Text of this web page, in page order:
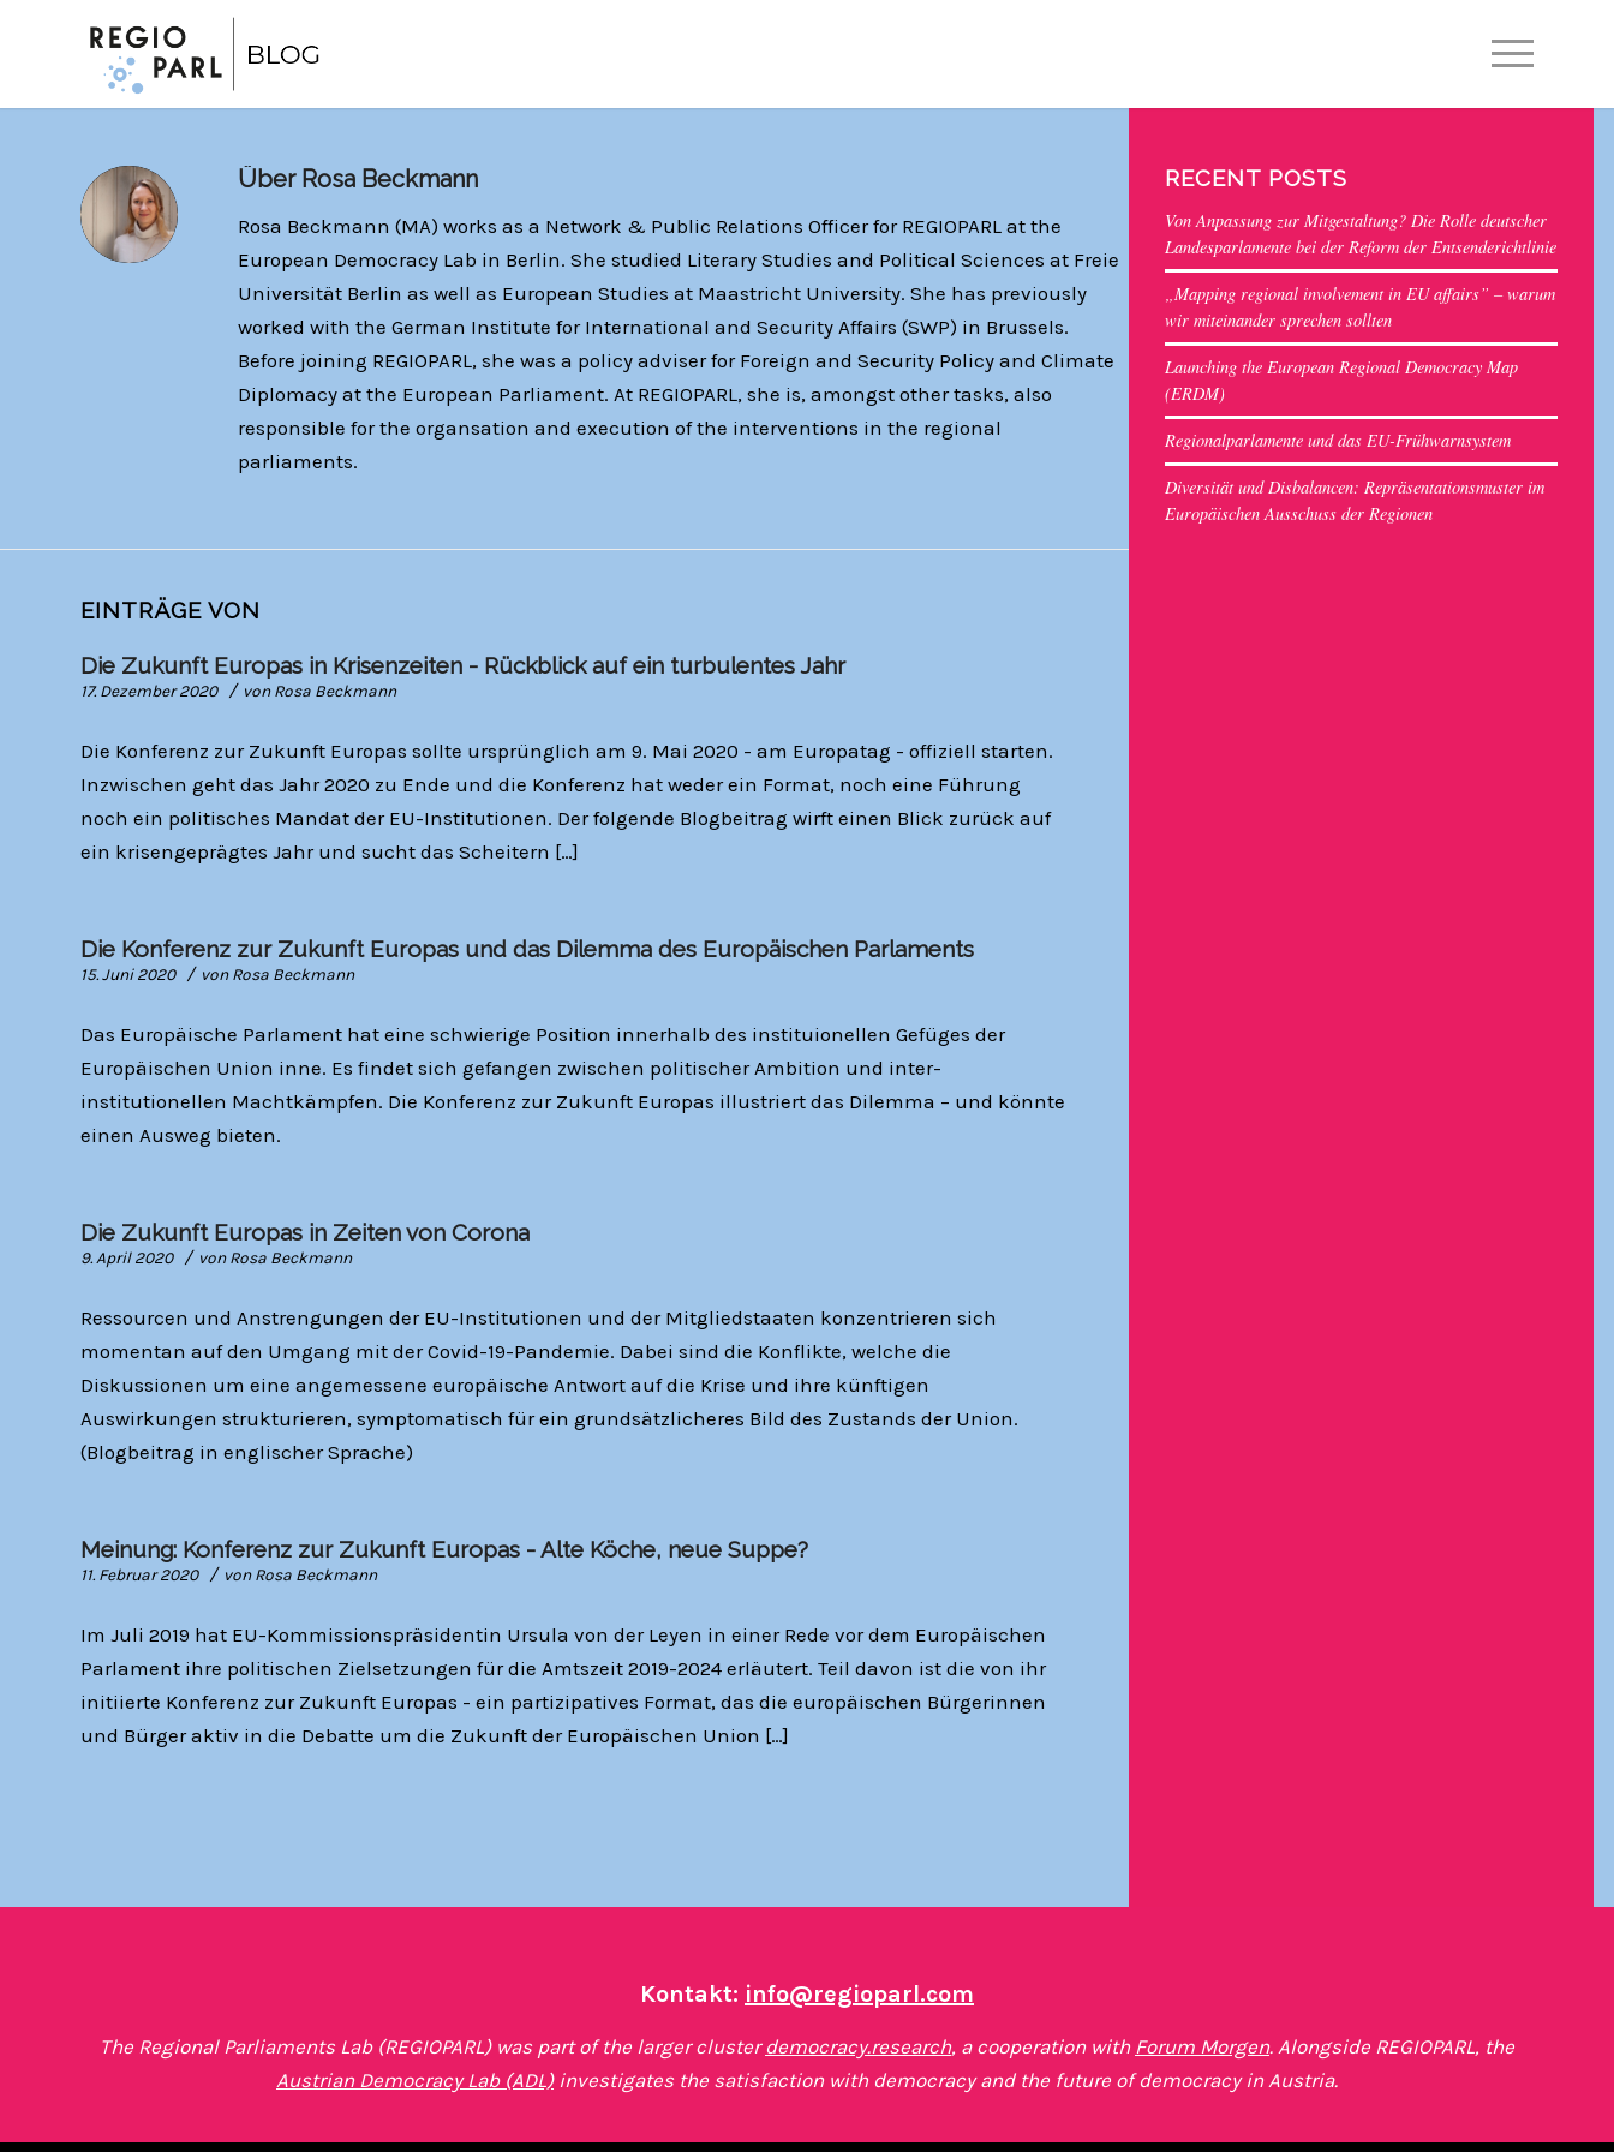
Über Rosa Beckmann
Rosa Beckmann (MA) works as a Network & Public Relations Officer for REGIOPARL at the
European Democracy Lab in Berlin. She studied Literary Studies and Political Sciences at Freie
Universität Berlin as well as European Studies at Maastricht University. She has previously
worked with the German Institute for International and Security Affairs (SWP) in Brussels.
Before joining REGIOPARL, she was a policy adviser for Foreign and Security Policy and Climate
Diplomacy at the European Parliament. At REGIOPARL, she is, amongst other tasks, also
responsible for the organsation and execution of the interventions in the regional
parliaments.
EINTRÄGE VON
Die Zukunft Europas in Krisenzeiten - Rückblick auf ein turbulentes Jahr
17. Dezember 2020 / vonRosa Beckmann
Die Konferenz zur Zukunft Europas sollte ursprünglich am 9. Mai 2020 - am Europatag - offiziell starten.
Inzwischen geht das Jahr 2020 zu Ende und die Konferenz hat weder ein Format, noch eine Führung
noch ein politisches Mandat der EU-Institutionen. Der folgende Blogbeitrag wirft einen Blick zurück auf
ein krisengeprägtes Jahr und sucht das Scheitern […]
Die Konferenz zur Zukunft Europas und das Dilemma des Europäischen Parlaments
15. Juni 2020 / vonRosa Beckmann
Das Europäische Parlament hat eine schwierige Position innerhalb des instituionellen Gefüges der
Europäischen Union inne. Es findet sich gefangen zwischen politischer Ambition und inter-
institutionellen Machtkämpfen. Die Konferenz zur Zukunft Europas illustriert das Dilemma – und könnte
einen Ausweg bieten.
Die Zukunft Europas in Zeiten von Corona
9. April 2020 / vonRosa Beckmann
Ressourcen und Anstrengungen der EU-Institutionen und der Mitgliedstaaten konzentrieren sich
momentan auf den Umgang mit der Covid-19-Pandemie. Dabei sind die Konflikte, welche die
Diskussionen um eine angemessene europäische Antwort auf die Krise und ihre künftigen
Auswirkungen strukturieren, symptomatisch für ein grundsätzlicheres Bild des Zustands der Union.
(Blogbeitrag in englischer Sprache)
Meinung: Konferenz zur Zukunft Europas - Alte Köche, neue Suppe?
11. Februar 2020 / vonRosa Beckmann
Im Juli 2019 hat EU-Kommissionspräsidentin Ursula von der Leyen in einer Rede vor dem Europäischen
Parlament ihre politischen Zielsetzungen für die Amtszeit 2019-2024 erläutert. Teil davon ist die von ihr
initiierte Konferenz zur Zukunft Europas - ein partizipatives Format, das die europäischen Bürgerinnen
und Bürger aktiv in die Debatte um die Zukunft der Europäischen Union […]
RECENT POSTS
Von Anpassung zur Mitgestaltung? Die Rolle deutscher
Landesparlamente bei der Reform der Entsenderichtlinie
„Mapping regional involvement in EU affairs” – warum
wir miteinander sprechen sollten
Launching the European Regional Democracy Map
(ERDM)
Regionalparlamente und das EU-Frühwarnsystem
Diversität und Disbalancen: Repräsentationsmuster im
Europäischen Ausschuss der Regionen
Kontakt: info@regioparl.com
The Regional Parliaments Lab (REGIOPARL) was part of the larger clusterdemocracy.research, a cooperation with Forum Morgen. Alongside REGIOPARL, the
Austrian Democracy Lab (ADL)investigates the satisfaction with democracy and the future of democracy in Austria.